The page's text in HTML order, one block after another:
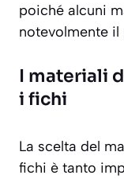
poiché alcuni
notevolmente il
I materiali
i fichi
La scelta del
fichi è tanto